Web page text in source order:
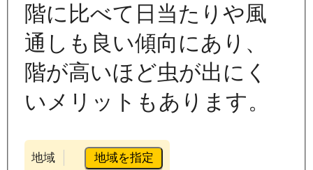
階に比べて日当たりや風
通しも良い傾向にあり、
階が高いほど虫が出にく
いメリットもあります。
地域 地域を指定